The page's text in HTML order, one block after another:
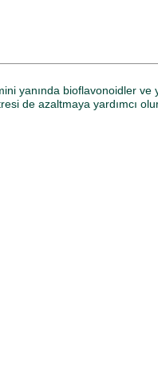
yanında bioflavonoidler ve
de azaltmaya yardımcı